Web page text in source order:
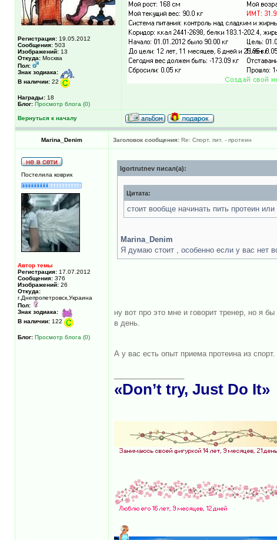
Регистрация: 19.05.2012
Сообщения: 503
Изображений: 13
Откуда: Москва
Пол:
Знак зодиака:
В наличии: 22
Награды: 18
Блог: Просмотр блога (0)
Вернуться к началу
Marina_Denim Заголовок сообщения: Re: Спорт. пит. - протеин
Постелила коврик
Автор темы
Регистрация: 17.07.2012
Сообщения: 376
Изображений: 26
Откуда:
г.Днепропетровск,Украина
Пол:
Знак зодиака:
В наличии: 122
Блог: Просмотр блога (0)
Igortrutnev писал(а):
Цитата:
стоит вообще начинать пить протеин или
Marina_Denim
Я думаю стоит , особенно если у вас нет
ну вот про это мне и говорит тренер, но я
в день.
А у вас есть опыт приема протеина из спорт.
«Don’t try, Just Do It»